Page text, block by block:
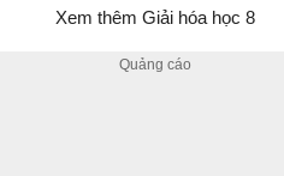
Xem thêm Giải hóa học 8